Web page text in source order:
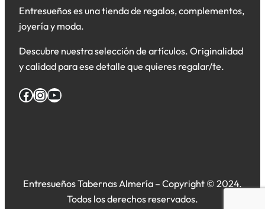
Entresueños es una tienda de regalos, complementos,
joyería y moda.
Descubre nuestra selección de artículos. Originalidad
y calidad para ese detalle que quieres regalar/te.
Facebook InstagramYouTube
Entresueños Tabernas Almería – Copyright © 2024.
Todos los derechos reservados.